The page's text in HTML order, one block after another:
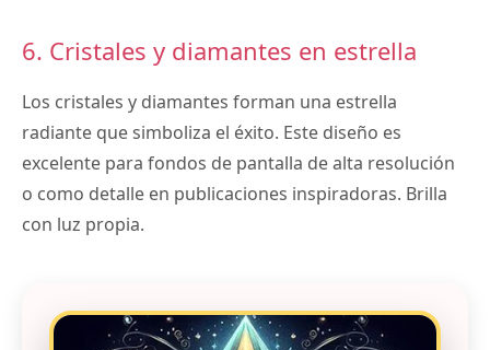
6. Cristales y diamantes en estrella
Los cristales y diamantes forman una estrella
radiante que simboliza el éxito. Este diseño es
excelente para fondos de pantalla de alta resolución
o como detalle en publicaciones inspiradoras. Brilla
con luz propia.